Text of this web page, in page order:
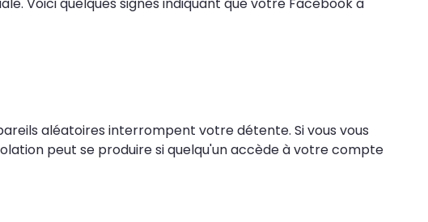
aléatoires interrompent votre détente. Si vous vous
peut se produire si quelqu'un accède à votre compte